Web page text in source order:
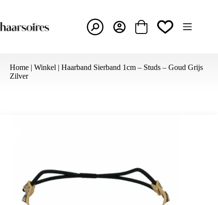
de
inhoud
Winkelwagen
Home | Winkel | Haarband Sierband 1cm – Studs – Goud Grijs
Zilver